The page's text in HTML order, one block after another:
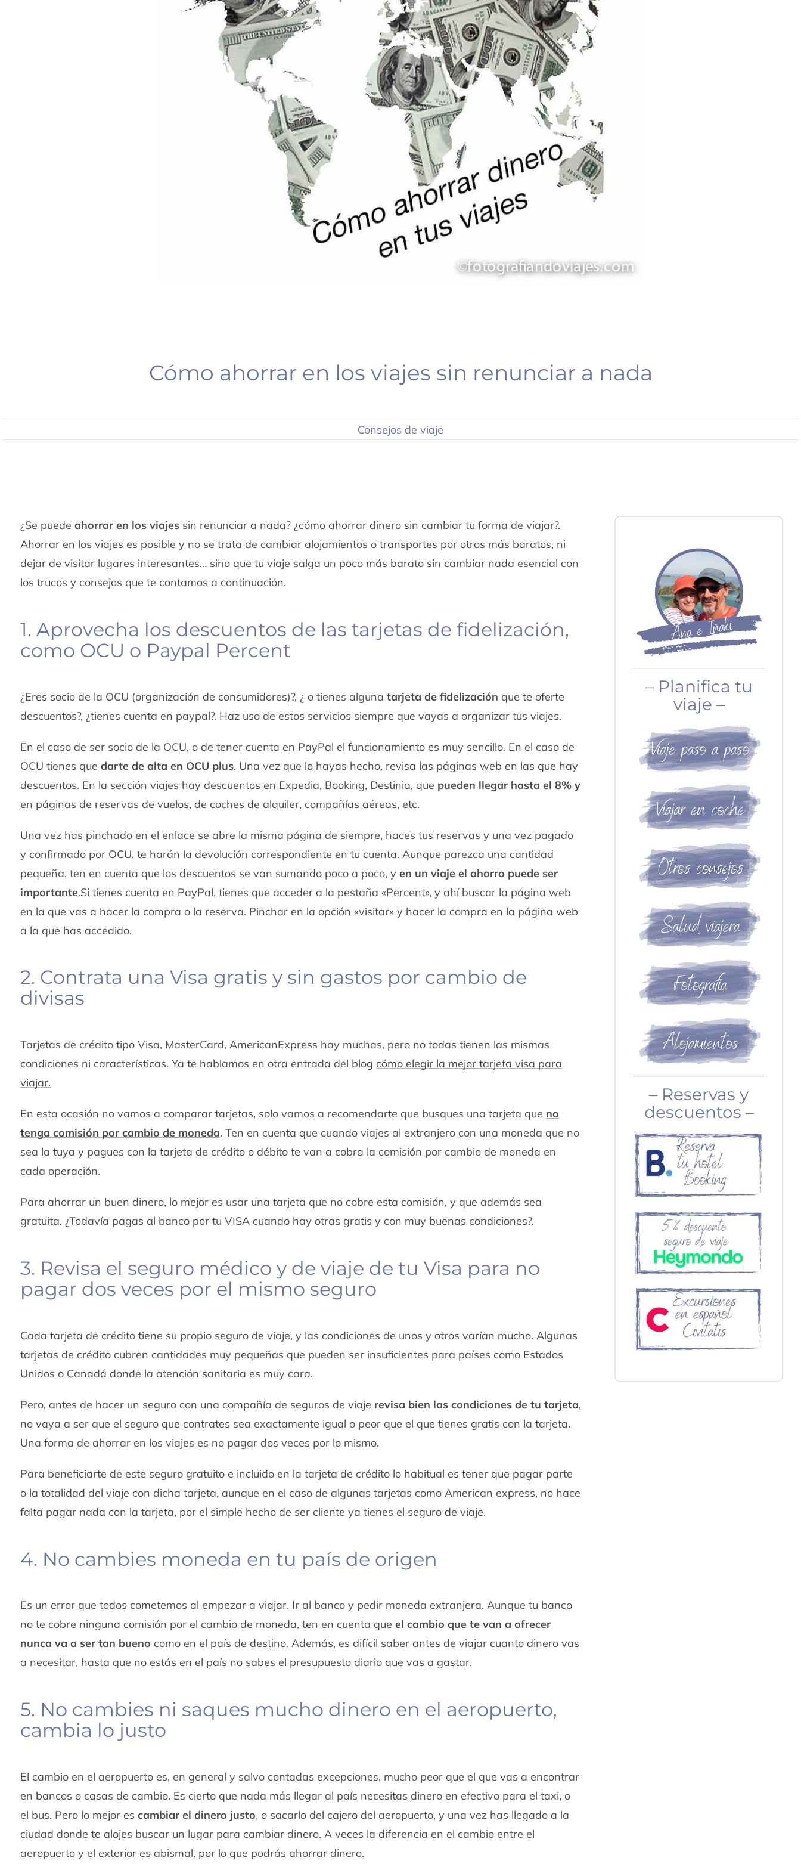
Cómo ahorrar en los viajes sin renunciar a nada
Consejos de viaje
¿Se puedeahorrar en los viajes sin renunciar a nada? ¿cómo ahorrar dinero sin cambiar tu forma de viajar?.
Ahorrar en los viajes es posible y no se trata de cambiar alojamientos o transportes por otros más baratos, ni
dejar de visitar lugares interesantes… sino que tu viaje salga un poco más barato sin cambiar nada esencial con
los trucos y consejos que te contamos a continuación.
1. Aprovecha los descuentos de las tarjetas de fidelización,
como OCU o Paypal Percent
¿Eres socio de la OCU (organización de consumidores)?, ¿ o tienes algunatarjeta de fidelización que te oferte
descuentos?, ¿tienes cuenta en paypal?. Haz uso de estos servicios siempre que vayas a organizar tus viajes.
En el caso de ser socio de la OCU, o de tener cuenta en PayPal el funcionamiento es muy sencillo. En el caso de
OCU tienes quedarte de alta en OCU plus. Una vez que lo hayas hecho, revisa las páginas web en las que hay
descuentos. En la sección viajes hay descuentos en Expedia, Booking, Destinia, que pueden llegar hasta el 8% y
en páginas de reservas de vuelos, de coches de alquiler, compañías aéreas, etc.
Una vez has pinchado en el enlace se abre la misma página de siempre, haces tus reservas y una vez pagado
y confirmado por OCU, te harán la devolución correspondiente en tu cuenta. Aunque parezca una cantidad
pequeña, ten en cuenta que los descuentos se van sumando poco a poco, yen un viaje el ahorro puede ser
importante.Si tienes cuenta en PayPal, tienes que acceder a la pestaña «Percent», y ahí buscar la página web
en la que vas a hacer la compra o la reserva. Pinchar en la opción «visitar» y hacer la compra en la página web
a la que has accedido.
2. Contrata una Visa gratis y sin gastos por cambio de
divisas
Tarjetas de crédito tipo Visa, MasterCard, AmericanExpress hay muchas, pero no todas tienen las mismas
condiciones ni características. Ya te hablamos en otra entrada del blog cómo elegir la mejor tarjeta visa para
viajar.
En esta ocasión no vamos a comparar tarjetas, solo vamos a recomendarte que busques una tarjeta que no
tenga comisión por cambio de moneda. Ten en cuenta que cuando viajes al extranjero con una moneda que no
sea la tuya y pagues con la tarjeta de crédito o débito te van a cobra la comisión por cambio de moneda en
cada operación.
Para ahorrar un buen dinero, lo mejor es usar una tarjeta que no cobre esta comisión, y que además sea
gratuita. ¿Todavía pagas al banco por tu VISA cuando hay otras gratis y con muy buenas condiciones?.
3. Revisa el seguro médico y de viaje de tu Visa para no
pagar dos veces por el mismo seguro
Cada tarjeta de crédito tiene su propio seguro de viaje, y las condiciones de unos y otros varían mucho. Algunas
tarjetas de crédito cubren cantidades muy pequeñas que pueden ser insuficientes para países como Estados
Unidos o Canadá donde la atención sanitaria es muy cara.
Pero, antes de hacer un seguro con una compañía de seguros de viaje revisa bien las condiciones de tu tarjeta,
no vaya a ser que el seguro que contrates sea exactamente igual o peor que el que tienes gratis con la tarjeta.
Una forma de ahorrar en los viajes es no pagar dos veces por lo mismo.
Para beneficiarte de este seguro gratuito e incluido en la tarjeta de crédito lo habitual es tener que pagar parte
o la totalidad del viaje con dicha tarjeta, aunque en el caso de algunas tarjetas como American express, no hace
falta pagar nada con la tarjeta, por el simple hecho de ser cliente ya tienes el seguro de viaje.
4. No cambies moneda en tu país de origen
Es un error que todos cometemos al empezar a viajar. Ir al banco y pedir moneda extranjera. Aunque tu banco
no te cobre ninguna comisión por el cambio de moneda, ten en cuenta queel cambio que te van a ofrecer
nunca va a ser tan bueno como en el país de destino. Además, es difícil saber antes de viajar cuanto dinero vas
a necesitar, hasta que no estás en el país no sabes el presupuesto diario que vas a gastar.
5. No cambies ni saques mucho dinero en el aeropuerto,
cambia lo justo
El cambio en el aeropuerto es, en general y salvo contadas excepciones, mucho peor que el que vas a encontrar
en bancos o casas de cambio. Es cierto que nada más llegar al país necesitas dinero en efectivo para el taxi, o
el bus. Pero lo mejor escambiar el dinero justo, o sacarlo del cajero del aeropuerto, y una vez has llegado a la
ciudad donde te alojes buscar un lugar para cambiar dinero. A veces la diferencia en el cambio entre el
aeropuerto y el exterior es abismal, por lo que podrás ahorrar dinero.
– Planifica tu
viaje –
– Reservas y
descuentos –